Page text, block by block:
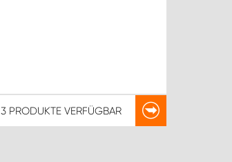
3 PRODUKTEVERFÜGBAR